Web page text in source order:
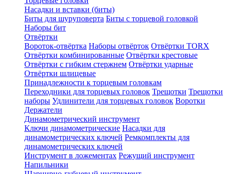
Насадки и вставки (биты)
Биты для шуруповерта Биты с торцевой головкой
Наборы бит
Отвёртки
Вороток-отвёртка Наборы отвёрток Отвёртки TORX
Отвёртки комбинированные Отвёртки крестовые
Отвёртки с гибким стержнем Отвёртки ударные
Отвёртки шлицевые
Принадлежности к торцевым головкам
Переходники для торцевых головок Трещотки Трещотки
наборы Удлинители для торцевых головок Воротки
Держатели
Динамометрический инструмент
Ключи динамометрические Насадки для
динамометрических ключей Ремкомплекты для
динамометрических ключей
Инструмент в ложементах Режущий инструмент
Напильники